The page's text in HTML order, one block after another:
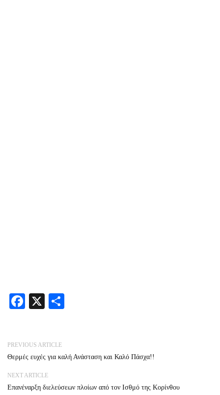
Facebook
X
PREVIOUS ARTICLE
Θερμές ευχές για καλή Ανάσταση και Καλό Πάσχα!!
NEXT ARTICLE
Επανέναρξη διελεύσεων πλοίων από τον Ισθμό της Κορίνθου